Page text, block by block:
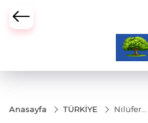
Anasayfa TÜRKİYE
Nilüfer